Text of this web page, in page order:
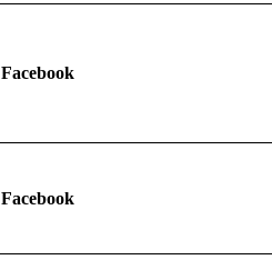
Facebook
Facebook